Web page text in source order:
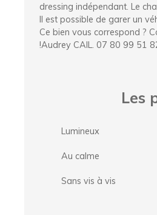
dressing indépendant. Le
Il est possible de garer un
Ce bien vous correspond ?
!Audrey CAIL. 07 80 99 51
Les
Lumineux
Au calme
Sans vis à vis